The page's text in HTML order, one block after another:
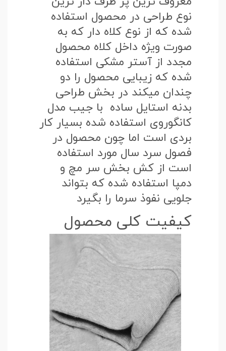
نوع طراحی در محصول استفاده
شده که از نوع کلاه دار که به
صورت ویژه داخل کلاه محصول
مجدد از آستر مشکی استفاده
شده که زیبایی محصول را دو
چندان میکند در بخش طراحی
بدنه استایل ساده با جیب مدل
کانگوروی استفاده شده بسیار کار
بردی است اما چون محصول در
فصول سرد سال مورد استفاده
است از کش بخش سر مچ و
دمپا استفاده شده که بتواند
جلویی نفوذ سرما را بگیرد
کیفیت کلی محصول